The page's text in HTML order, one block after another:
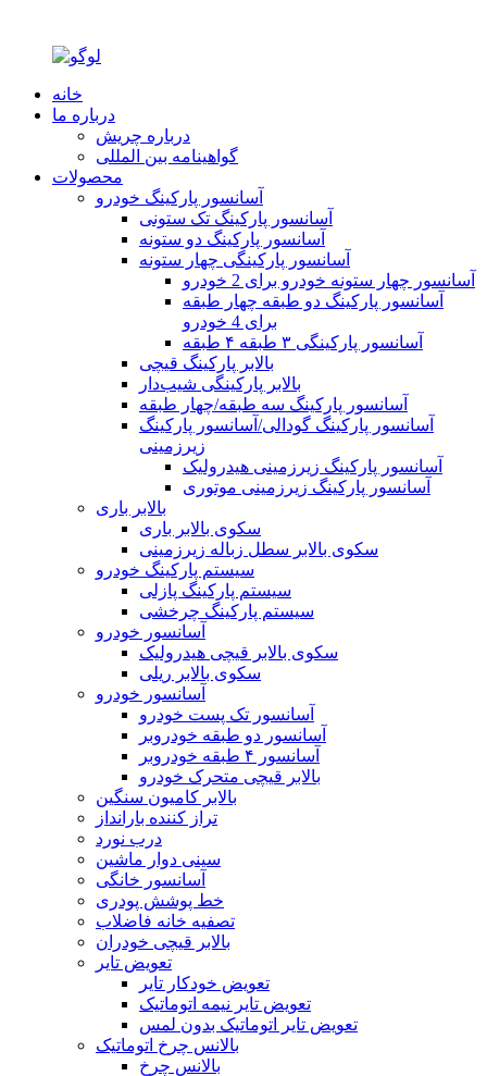
خانه
درباره ما
درباره چریش
گواهینامه بین المللی
محصولات
آسانسور پارکینگ خودرو
آسانسور پارکینگ تک ستونی
آسانسور پارکینگ دو ستونه
آسانسور پارکینگی چهار ستونه
آسانسور چهار ستونه خودرو برای 2 خودرو
آسانسور پارکینگ دو طبقه چهار طبقه
برای 4 خودرو
آسانسور پارکینگی ۳ طبقه ۴ طبقه
بالابر پارکینگ قیچی
بالابر پارکینگی شیب‌دار
آسانسور پارکینگ سه طبقه/چهار طبقه
آسانسور پارکینگ گودالی/آسانسور پارکینگ
زیرزمینی
آسانسور پارکینگ زیرزمینی هیدرولیک
آسانسور پارکینگ زیرزمینی موتوری
بالابر باری
سکوی بالابر باری
سکوی بالابر سطل زباله زیرزمینی
سیستم پارکینگ خودرو
سیستم پارکینگ پازلی
سیستم پارکینگ چرخشی
آسانسور خودرو
سکوی بالابر قیچی هیدرولیک
سکوی بالابر ریلی
آسانسور خودرو
آسانسور تک پست خودرو
آسانسور دو طبقه خودروبر
آسانسور ۴ طبقه خودروبر
بالابر قیچی متحرک خودرو
بالابر کامیون سنگین
تراز کننده بارانداز
درب نورد
سینی دوار ماشین
آسانسور خانگی
خط پوشش پودری
تصفیه خانه فاضلاب
بالابر قیچی خودران
تعویض تایر
تعویض خودکار تایر
تعویض تایر نیمه اتوماتیک
تعویض تایر اتوماتیک بدون لمس
بالانس چرخ اتوماتیک
بالانس چرخ